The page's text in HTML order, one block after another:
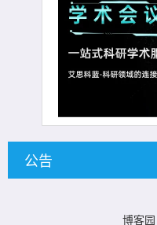
公告
博客园